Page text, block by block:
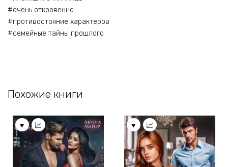
#очень откровенно
#противостояние характеров
#семейные тайны прошлого
Похожие книги